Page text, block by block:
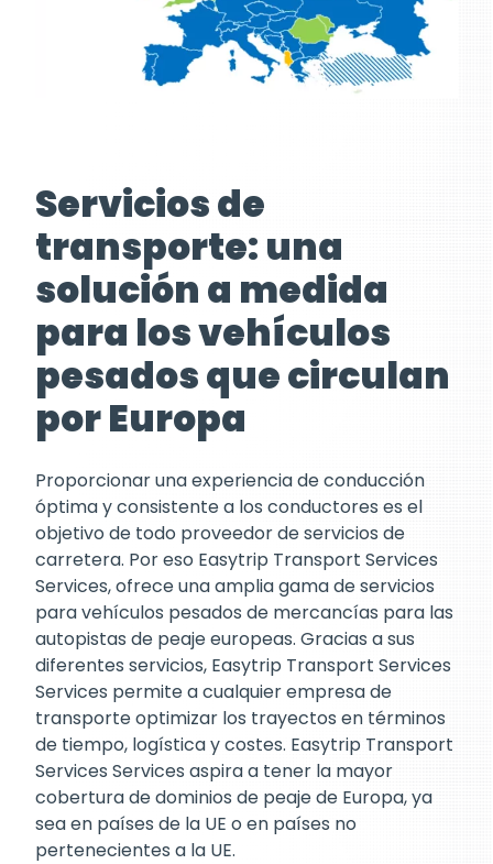
Servicios de
transporte: una
solución a medida
para los vehículos
pesados que circulan
por Europa
Proporcionar una experiencia de conducción
óptima y consistente a los conductores es el
objetivo de todo proveedor de servicios de
carretera. Por eso Easytrip Transport Services
Services, ofrece una amplia gama de servicios
para vehículos pesados de mercancías para las
autopistas de peaje europeas. Gracias a sus
diferentes servicios, Easytrip Transport Services
Services permite a cualquier empresa de
transporte optimizar los trayectos en términos
de tiempo, logística y costes. Easytrip Transport
Services Services aspira a tener la mayor
cobertura de dominios de peaje de Europa, ya
sea en países de la UE o en países no
pertenecientes a la UE.